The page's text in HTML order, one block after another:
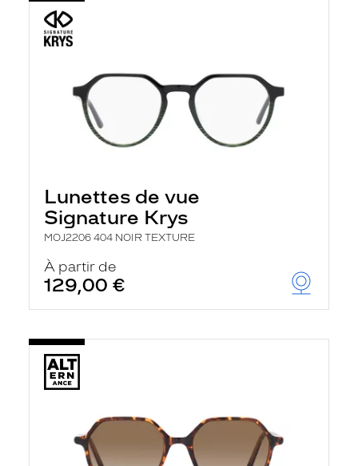
Lunettes de vue
Signature Krys
MOJ2206 404 NOIR TEXTURE
À partir de
129,00 €